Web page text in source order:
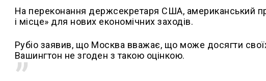
На переконання держсекретаря США, американський
і місце» для нових економічних заходів.
Рубіо заявив, що Москва вважає, що може досягти
Вашингтон не згоден з такою оцінкою.